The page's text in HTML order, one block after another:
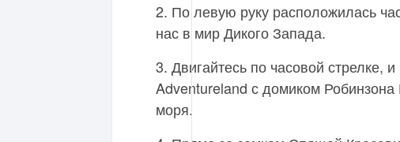
2. По левую руку расположилась
нас в мир Дикого Запада.
3. Двигайтесь по часовой стрелке,
Adventureland с домиком Робинзона
моря.